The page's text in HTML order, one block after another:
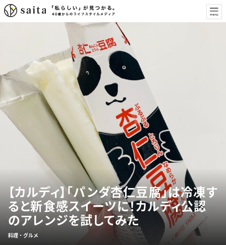
【カルディ】「パンダ杏仁豆腐」は冷凍す
ると新食感スイーツに！カルディ公認
のアレンジを試してみた
料理・グルメ